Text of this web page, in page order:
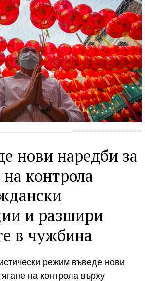
нови наредби за
контрола
и разшири
в чужбина
режим въведе нови
на контрола върху